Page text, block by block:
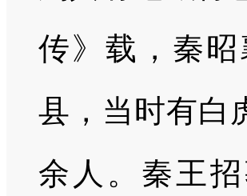
传》载，秦
县，当时有白
余人。秦王